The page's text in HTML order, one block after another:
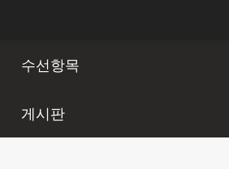
수선항목
게시판